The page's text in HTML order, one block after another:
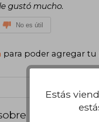
gustó mucho.
No es útil
para poder agregar
el libro
Estás